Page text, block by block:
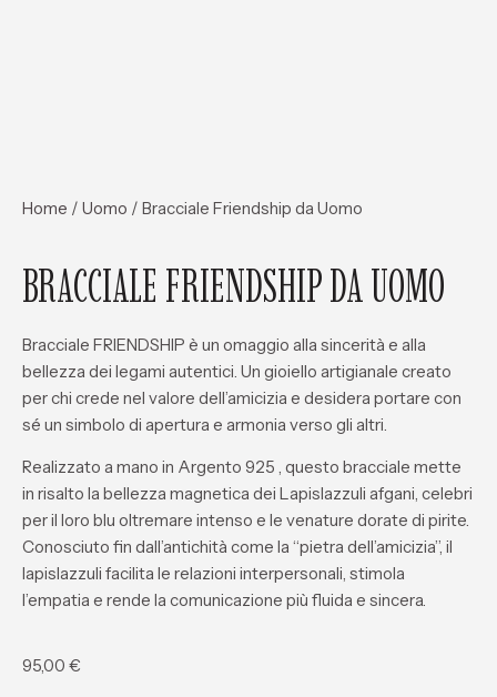
Home / Uomo / Bracciale Friendship da Uomo
BRACCIALE FRIENDSHIP DA UOMO
Bracciale FRIENDSHIP è un omaggio alla sincerità e alla
bellezza dei legami autentici. Un gioiello artigianale creato
per chi crede nel valore dell’amicizia e desidera portare con
sé un simbolo di apertura e armonia verso gli altri.
Realizzato a mano in Argento 925 , questo bracciale mette
in risalto la bellezza magnetica dei Lapislazzuli afgani, celebri
per il loro blu oltremare intenso e le venature dorate di pirite.
Conosciuto fin dall’antichità come la “pietra dell’amicizia”, ​​il
lapislazzuli facilita le relazioni interpersonali, stimola
l’empatia e rende la comunicazione più fluida e sincera.
95,00 €